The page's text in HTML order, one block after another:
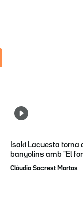
Isaki Lacuesta torna
banyolins amb "El
Clàudia Sacrest Martos